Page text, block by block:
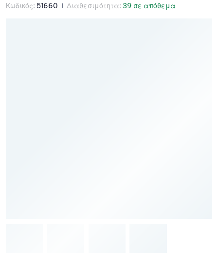
Κωδικός: 51660 Διαθεσιμότητα: 39 σε απόθεμα